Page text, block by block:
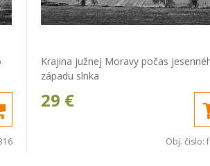
Krajina južnej Moravy počas
západu slnka
29 €
Obj. čislo: